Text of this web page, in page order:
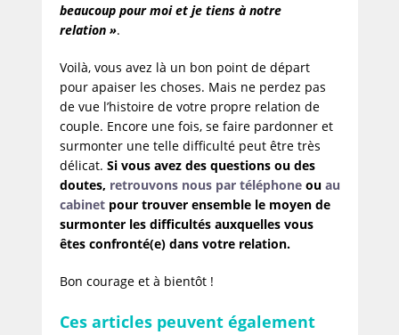
beaucoup pour moi et je tiens à notre
relation ».
Voilà, vous avez là un bon point de départ
pour apaiser les choses. Mais ne perdez pas
de vue l’histoire de votre propre relation de
couple. Encore une fois, se faire pardonner et
surmonter une telle difficulté peut être très
délicat. Si vous avez des questions ou des
doutes, retrouvons nous par téléphoneou au
cabinetpour trouver ensemble le moyen de
surmonter les difficultés auxquelles vous
êtes confronté(e) dans votre relation.
Bon courage et à bientôt !
Ces articles peuvent également